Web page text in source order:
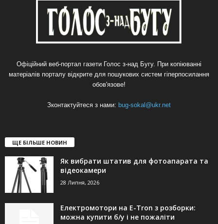
Офіційний веб-портал газети Голос з-над Бугу. При копіюванні
матеріалів порталу відкрите для пошукових систем гіперпосилання
обов'язове!
Зконтактуйтеся з нами: bug-sokal@ukr.net
ЩЕ БІЛЬШЕ НОВИН
Як вибрати штатив для фотоапарата та
відеокамери
28 Липня, 2026
Електромотори на E-Tron з розборки:
можна купити б/у і не пожаліти